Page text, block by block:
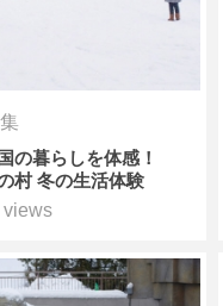
の暮らしを体感！
村 冬の生活体験